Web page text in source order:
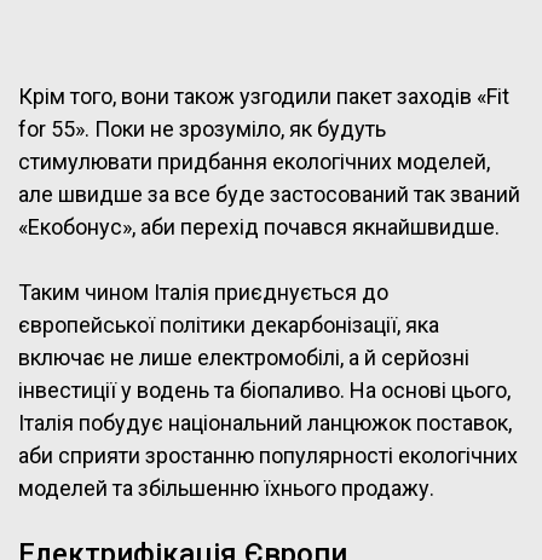
Крім того, вони також узгодили пакет заходів «Fit
for 55». Поки не зрозуміло, як будуть
стимулювати придбання екологічних моделей,
але швидше за все буде застосований так званий
«Екобонус», аби перехід почався якнайшвидше.
Таким чином Італія приєднується до
європейської політики декарбонізації, яка
включає не лише електромобілі, а й серйозні
інвестиції у водень та біопаливо. На основі цього,
Італія побудує національний ланцюжок поставок,
аби сприяти зростанню популярності екологічних
моделей та збільшенню їхнього продажу.